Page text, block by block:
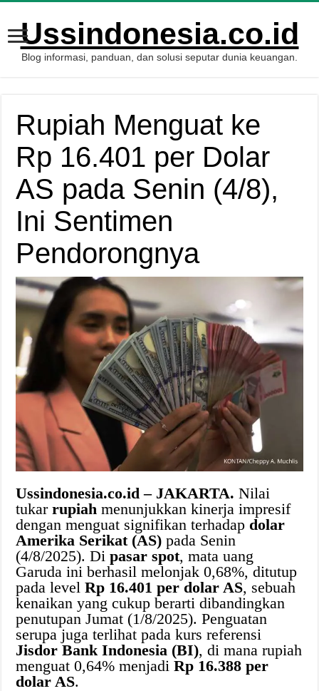
Ussindonesia.co.id
Blog informasi, panduan, dan solusi seputar dunia keuangan.
Rupiah Menguat ke
Rp 16.401 per Dolar
AS pada Senin (4/8),
Ini Sentimen
Pendorongnya
Ussindonesia.co.id – JAKARTA. Nilai
tukarrupiah menunjukkan kinerja impresif
dengan menguat signifikan terhadap dolar
Amerika Serikat (AS) pada Senin
(4/8/2025). Dipasar spot, mata uang
Garuda ini berhasil melonjak 0,68%, ditutup
pada levelRp 16.401 per dolar AS, sebuah
kenaikan yang cukup berarti dibandingkan
penutupan Jumat (1/8/2025). Penguatan
serupa juga terlihat pada kurs referensi
Jisdor Bank Indonesia (BI), di mana rupiah
menguat 0,64% menjadiRp 16.388 per
dolar AS.